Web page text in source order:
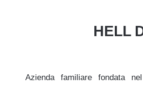
HELL
Azienda familiare fondata